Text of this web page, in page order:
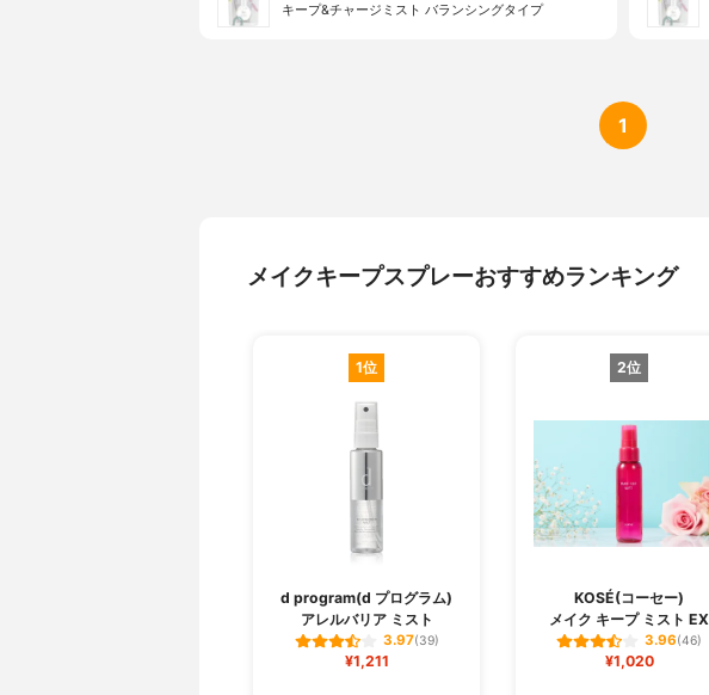
キープ&チャージミスト バランシングタイプ
1
メイクキープスプレーおすすめランキング
1位
d program(d プログラム)
アレルバリア ミスト
3.97(39)
¥1,211
2位
KOSÉ(コーセー)
メイク キープ ミスト EX
3.96(46)
¥1,020